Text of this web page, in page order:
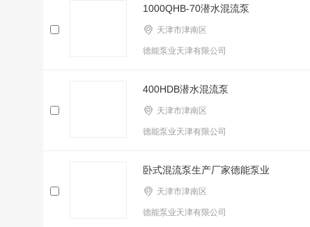
1000QHB-70潜水混流泵
天津市津南区
德能泵业天津有限公司
400HDB潜水混流泵
天津市津南区
德能泵业天津有限公司
卧式混流泵生产厂家德能泵业
天津市津南区
德能泵业天津有限公司